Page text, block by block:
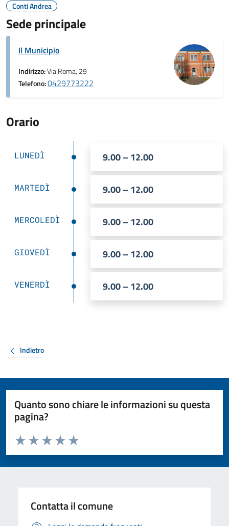
Conti Andrea
Sede principale
Il Municipio
Indirizzo:Via Roma, 29
Telefono:0429773222
Orario
LUNEDÌ 9.00 – 12.00
MARTEDÌ 9.00 – 12.00
MERCOLEDÌ 9.00 – 12.00
GIOVEDÌ 9.00 – 12.00
VENERDÌ 9.00 – 12.00
Indietro
Quanto sono chiare le informazioni su questa
pagina?
Valuta da 1 a 5 stelle la pagina
Valuta 5 stelle su 5
Valuta 4 stelle su 5
Valuta 3 stelle su 5
Valuta 2 stelle su 5
Valuta 1 stelle su 5
Contatta il comune